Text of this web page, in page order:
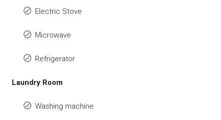
Electric Stove
Microwave
Refrigerator
Laundry Room
Washing machine